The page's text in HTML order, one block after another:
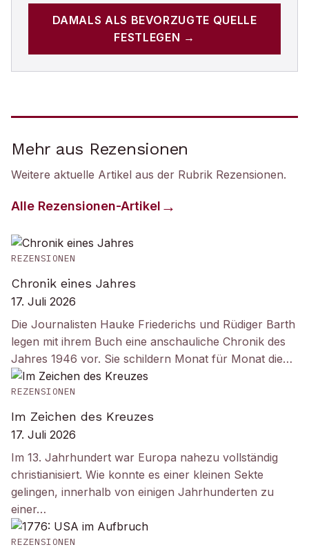
DAMALS ALS BEVORZUGTE QUELLE
FESTLEGEN →
Mehr aus Rezensionen
Weitere aktuelle Artikel aus der Rubrik Rezensionen.
Alle Rezensionen-Artikel
REZENSIONEN
Chronik eines Jahres
17. Juli 2026
Die Journalisten Hauke Friederichs und Rüdiger Barth
legen mit ihrem Buch eine anschauliche Chronik des
Jahres 1946 vor. Sie schildern Monat für Monat die…
REZENSIONEN
Im Zeichen des Kreuzes
17. Juli 2026
Im 13. Jahrhundert war Europa nahezu vollständig
christianisiert. Wie konnte es einer kleinen Sekte
gelingen, innerhalb von einigen Jahrhunderten zu
einer…
REZENSIONEN